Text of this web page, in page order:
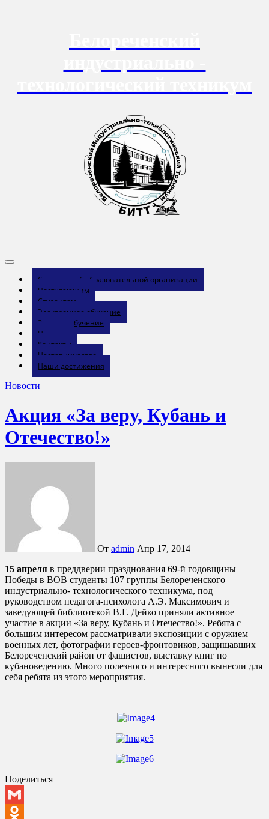
Сведения об образовательной организации
Поступающим
Студентам
Электронное обучение
Заочное обучение
Новости
Контакты
Наставничество
Наши достижения
Новости
Акция «За веру, Кубань и
Отечество!»
От admin Апр 17, 2014
15 апреля в преддверии празднования 69-й годовщины
Победы в ВОВ студенты 107 группы Белореченского
индустриально- технологического техникума, под
руководством педагога-психолога А.Э. Максимович и
заведующей библиотекой В.Г. Дейко приняли активное
участие в акции «За веру, Кубань и Отечество!». Ребята с
большим интересом рассматривали экспозиции с оружием
военных лет, фотографии героев-фронтовиков, защищавших
Белореченский район от фашистов, выставку книг по
кубановедению. Много полезного и интересного вынесли для
себя ребята из этого мероприятия.
Поделиться
Gmail